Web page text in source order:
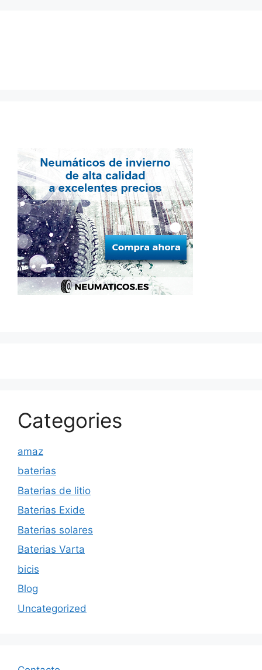
Categories
amaz
baterias
Baterias de litio
Baterias Exide
Baterias solares
Baterias Varta
bicis
Blog
Uncategorized